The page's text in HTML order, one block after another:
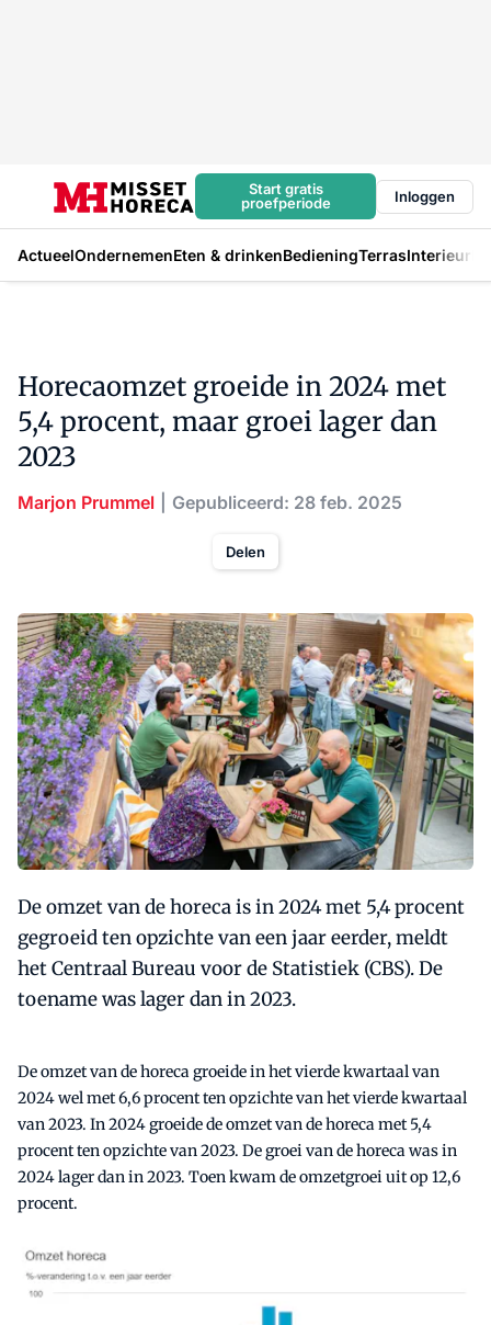
Start gratis
proefperiode
Inloggen
ActueelOndernemenEten & drinkenBedieningTerrasInterieur
Horecaomzet groeide in 2024 met
5,4 procent, maar groei lager dan
2023
Marjon Prummel Gepubliceerd: 28 feb. 2025
Delen
De omzet van de horeca is in 2024 met 5,4 procent
gegroeid ten opzichte van een jaar eerder, meldt
het Centraal Bureau voor de Statistiek (CBS). De
toename was lager dan in 2023.
De omzet van de horeca groeide in het vierde kwartaal van
2024 wel met 6,6 procent ten opzichte van het vierde kwartaal
van 2023. In 2024 groeide de omzet van de horeca met 5,4
procent ten opzichte van 2023. De groei van de horeca was in
2024 lager dan in 2023. Toen kwam de omzetgroei uit op 12,6
procent.